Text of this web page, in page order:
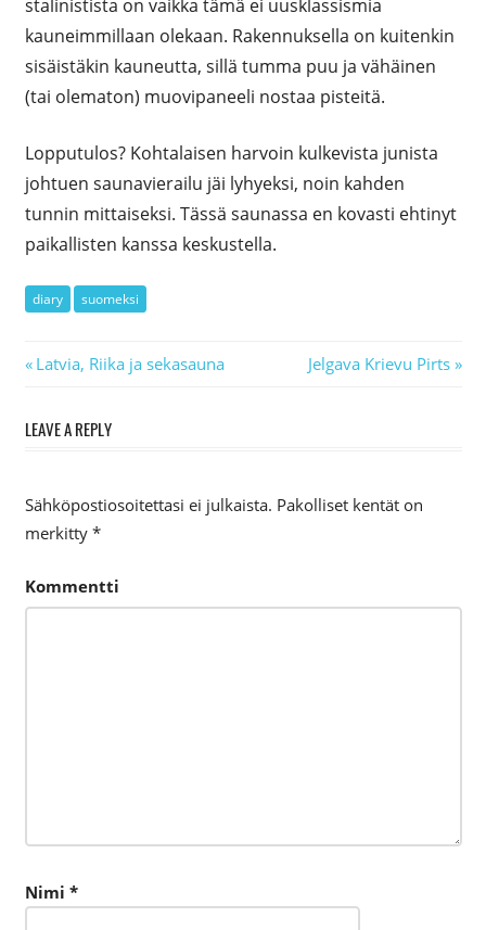
stalinistista on vaikka tämä ei uusklassismia
kauneimmillaan olekaan. Rakennuksella on kuitenkin
sisäistäkin kauneutta, sillä tumma puu ja vähäinen
(tai olematon) muovipaneeli nostaa pisteitä.
Lopputulos? Kohtalaisen harvoin kulkevista junista
johtuen saunavierailu jäi lyhyeksi, noin kahden
tunnin mittaiseksi. Tässä saunassa en kovasti ehtinyt
paikallisten kanssa keskustella.
diary suomeksi
selaus
Previous
Latvia, Riika ja sekasauna
Next
Jelgava Krievu Pirts
LEAVE A REPLY
Sähköpostiosoitettasi ei julkaista. Pakolliset kentät on
merkitty *
Kommentti
Nimi *